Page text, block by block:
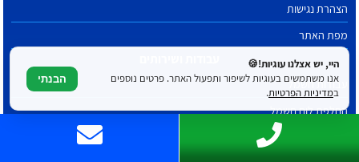
הצהרת נגישות
מפת האתר
עבודות חשמל
החלפת לוח חשמל
התקנת מאוורר תקרה
היי, יש אצלנו עוגיות!🍪
אנו משתמשים בעוגיות לשיפור ותפעול האתר. פרטים נוספים
במדיניות הפרטיות.
הבנתי